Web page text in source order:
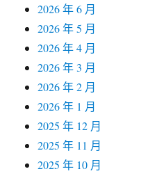
2026 年 6 月
2026 年 5 月
2026 年 4 月
2026 年 3 月
2026 年 2 月
2026 年 1 月
2025 年 12 月
2025 年 11 月
2025 年 10 月